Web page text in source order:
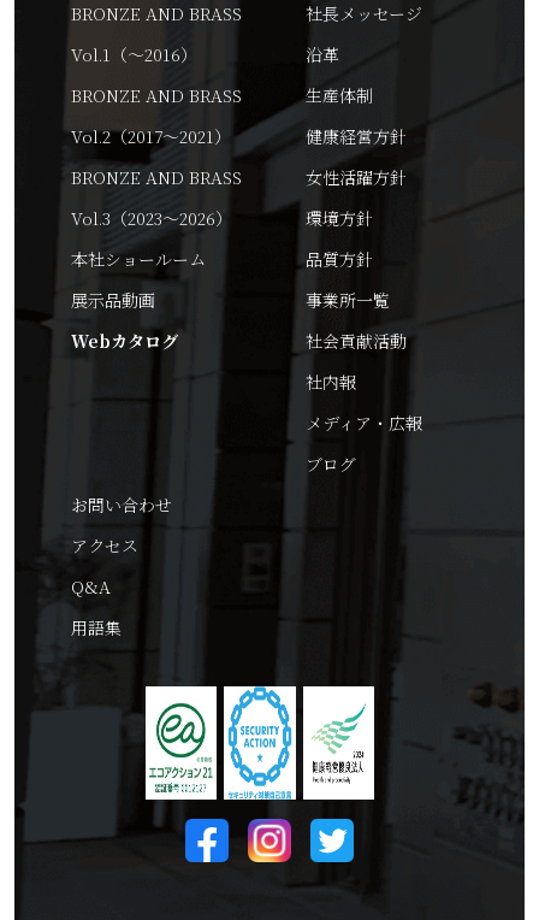
BRONZE AND BRASS
Vol.1（～2016）
BRONZE AND BRASS
Vol.2（2017～2021）
BRONZE AND BRASS
Vol.3（2023～2026）
本社ショールーム
展示品動画
Webカタログ
社長メッセージ
沿革
生産体制
健康経営方針
女性活躍方針
環境方針
品質方針
事業所一覧
社会貢献活動
社内報
メディア・広報
ブログ
お問い合わせ
アクセス
Q&A
用語集